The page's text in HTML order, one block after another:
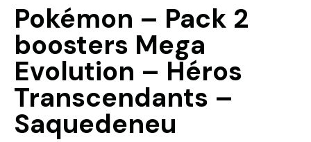
Pokémon – Pack 2
boosters Mega
Evolution – Héros
Transcendants –
Saquedeneu